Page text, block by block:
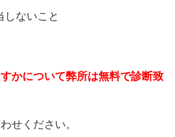
ないこと
かについて弊所は無料で診断致
せください。